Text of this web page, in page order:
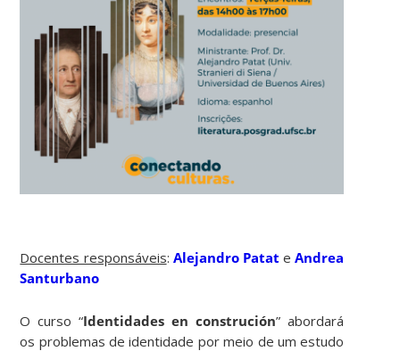
Docentes responsáveis: Alejandro Patat eAndrea
Santurbano
O curso “Identidades en construción” abordará
os problemas de identidade por meio de um estudo